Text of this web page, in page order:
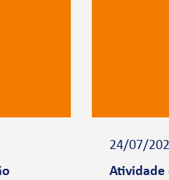
24/07/
Atividade